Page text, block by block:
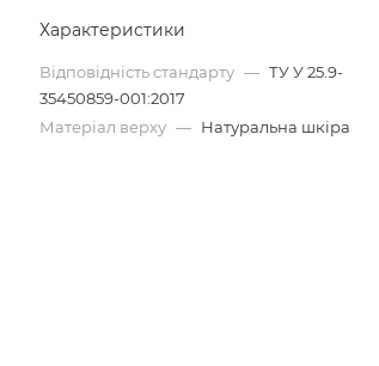
Характеристики
Відповідність стандарту — ТУ У 25.9-
35450859-001:2017
Матеріал верху — Натуральна шкіра